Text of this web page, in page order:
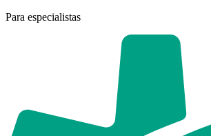
Para especialistas